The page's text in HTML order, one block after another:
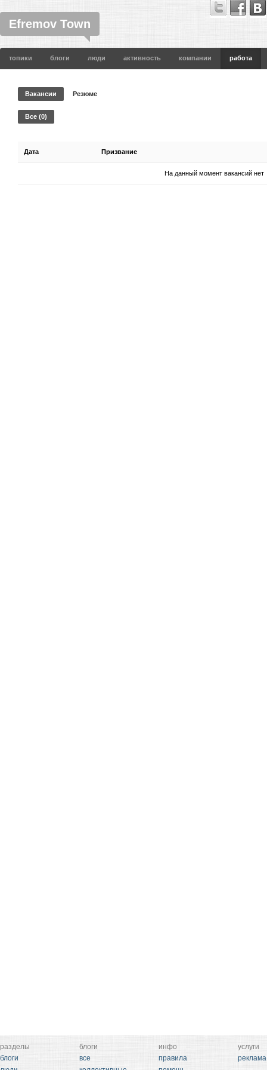
Efremov Town
топики блоги люди активность компании работа
Вакансии Резюме
Все (0)
Дата Призвание
На данный момент вакансий нет
разделы
блоги
блоги
все
инфо
правила
услуги
реклама